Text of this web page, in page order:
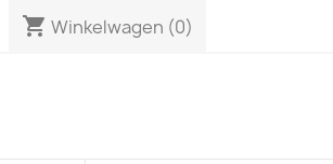
shopping_cart Winkelwagen (0)